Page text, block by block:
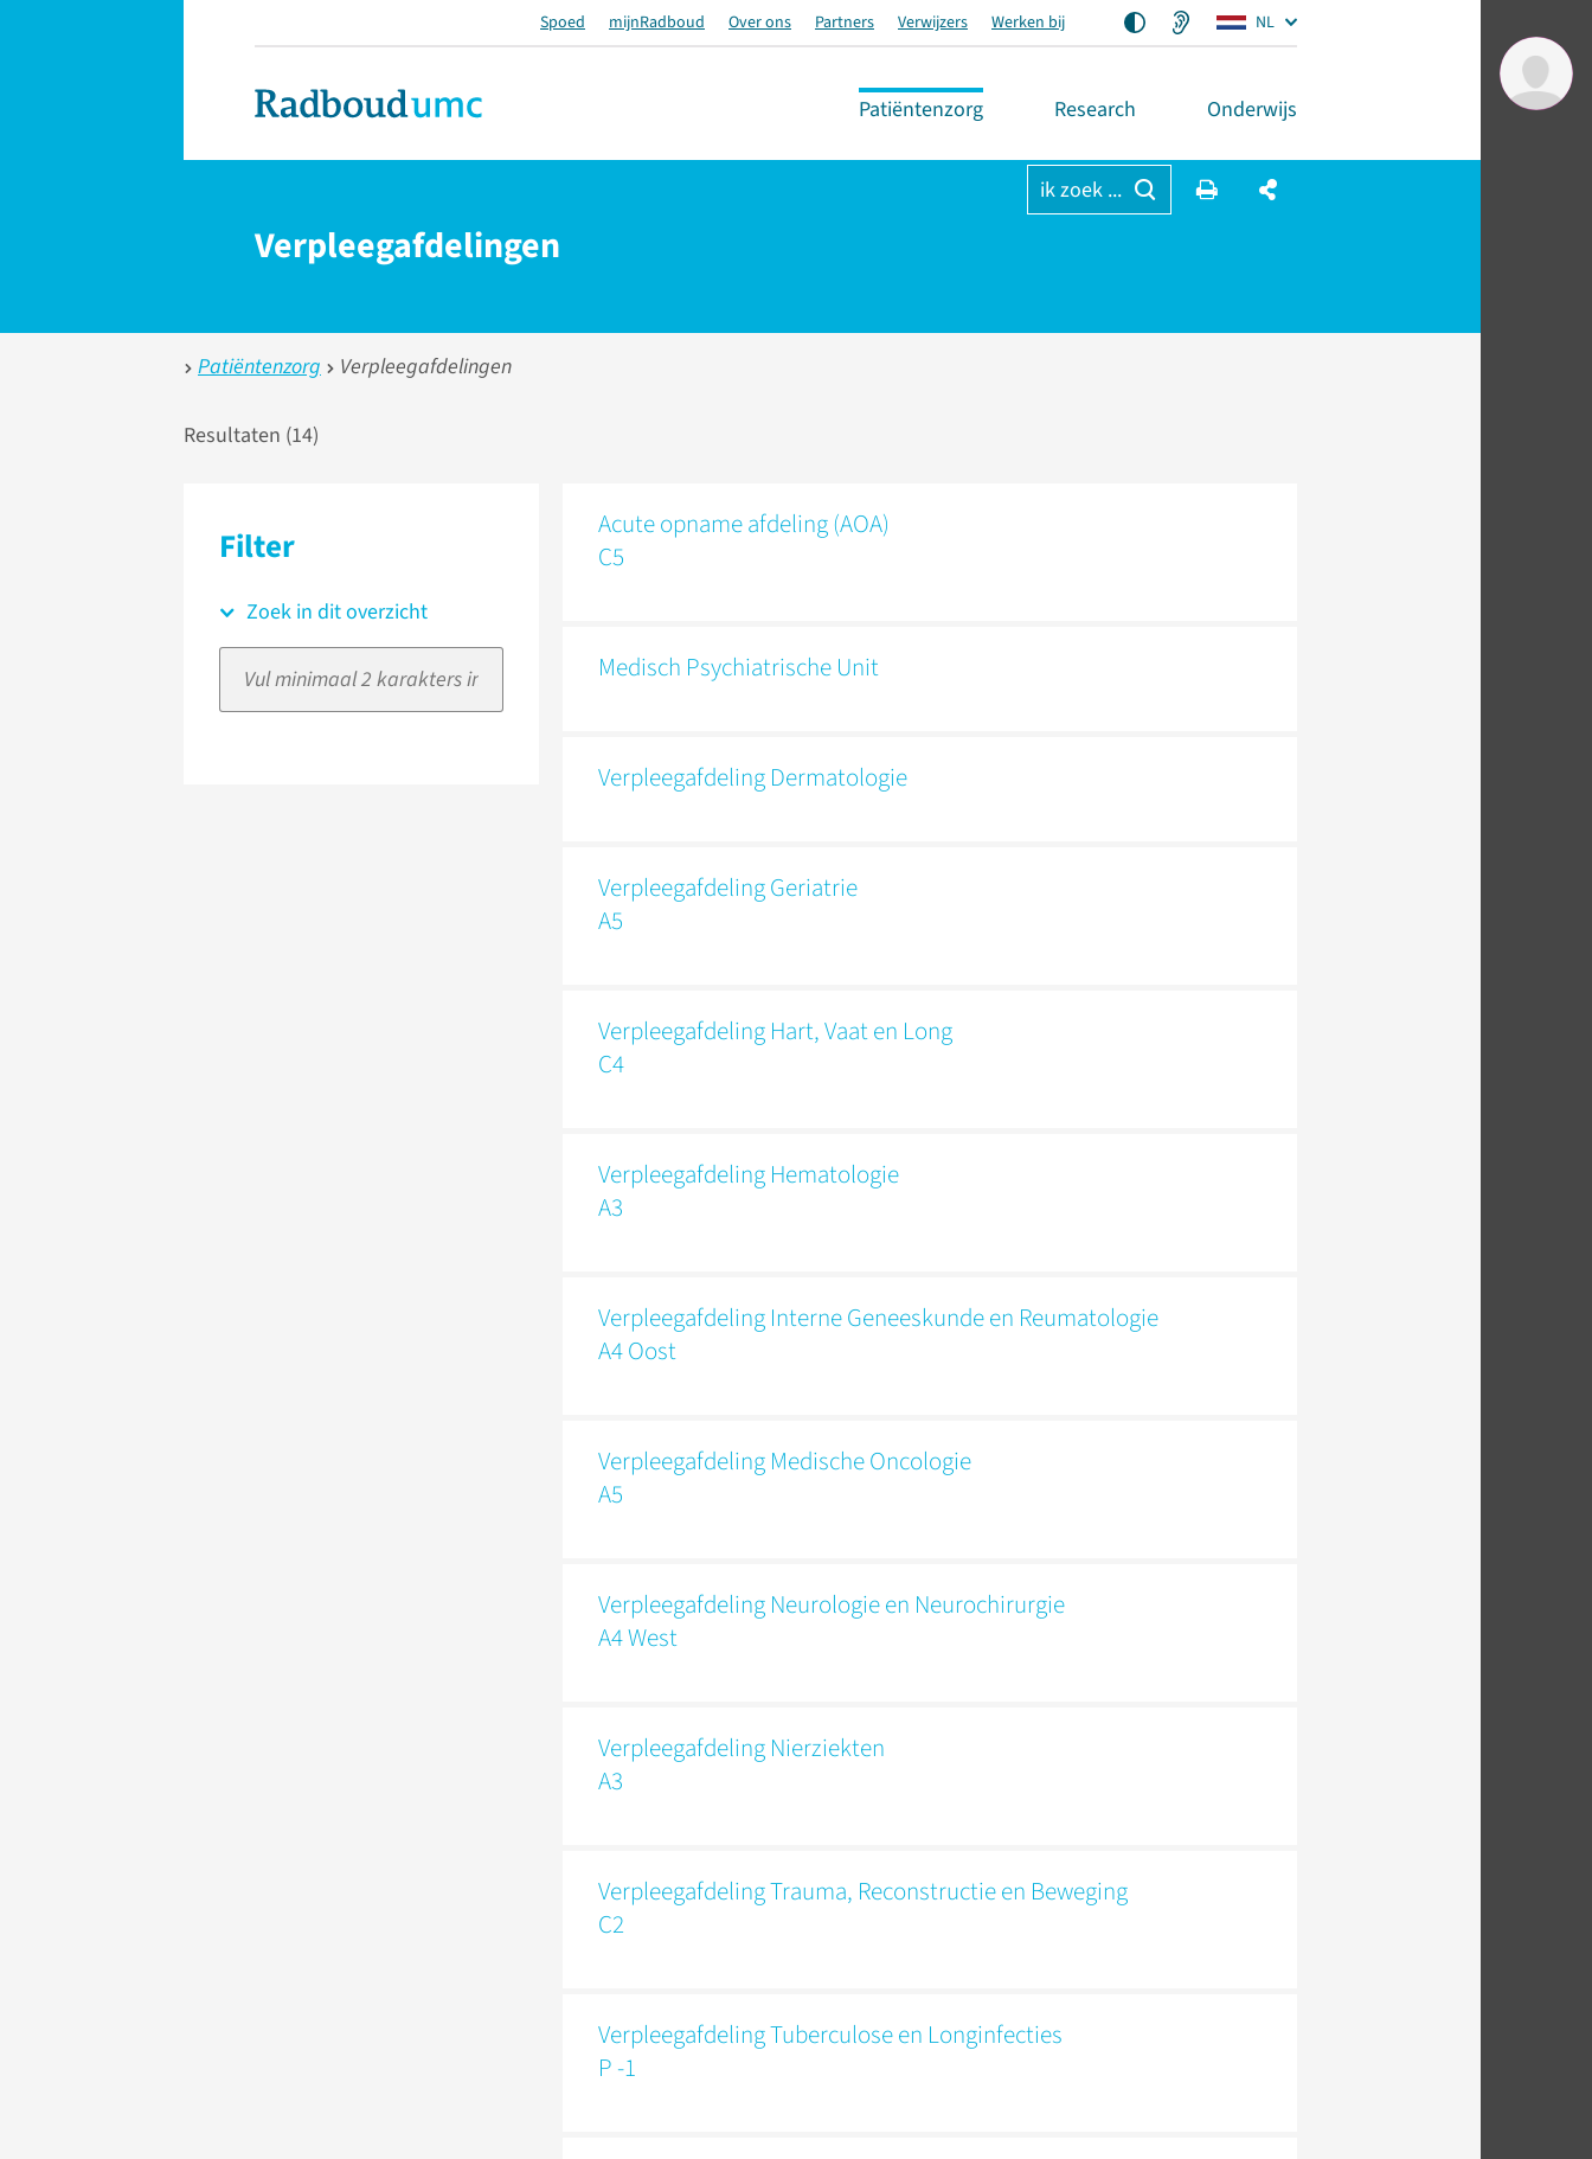
Spoed mijnRadboud Over ons Partners Verwijzers Werken bij NL
Patiëntenzorg Research Onderwijs
ik zoek ...
Verpleegafdelingen
Patiëntenzorg Verpleegafdelingen
Resultaten (14)
Filter
Zoek in dit overzicht
Acute opname afdeling (AOA)
C5
Medisch Psychiatrische Unit
Verpleeg­afdeling Dermatologie
Verpleeg­afdeling Geriatrie
A5
Verpleeg­afdeling Hart, Vaat en Long
C4
Verpleeg­afdeling Hematologie
A3
Verpleeg­afdeling Interne Geneeskunde en Reumatologie
A4 Oost
Verpleeg­afdeling Medische Oncologie
A5
Verpleegafdeling Neurologie en Neurochirurgie
A4 West
Verpleeg­afdeling Nierziekten
A3
Verpleegafdeling Trauma, Reconstructie en Beweging
C2
Verpleegafdeling Tuberculose en Longinfecties
P -1